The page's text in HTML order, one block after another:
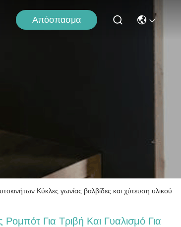
Απόσπασμα
Κύκλες γωνίας βαλβίδες και χύτευση υλικού
Ρομπότ Για Τριβή Και Γυαλισμό Για